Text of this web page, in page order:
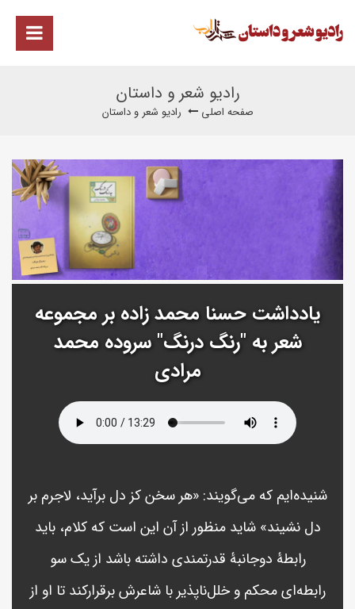
رادیو شعر و داستان
صفحه اصلی رادیو شعر و داستان
یادداشت حسنا محمد زاده بر مجموعه
شعر به "رنگ درنگ" سروده محمد
مرادی
شنیده‌ایم که می‌گویند: «هر سخن کز دل برآید، لاجرم بر
دل نشیند» شاید منظور از آن این است که کلام، باید
رابطۀ دوجانبۀ قدرتمندی داشته باشد از یک سو
رابطه‌ای محکم و خلل‌ناپذیر با شاعرش برقرارکند تا او از